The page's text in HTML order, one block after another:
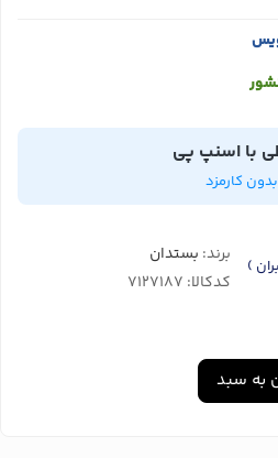
با اسنپ پی
کارمزد
) برند: بستدان
کدکالا:
به سبد